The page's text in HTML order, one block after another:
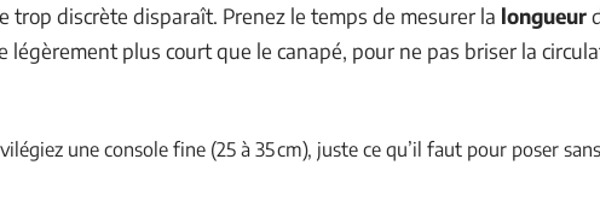
trop discrète disparaît. Prenez le temps de mesurer la longueur
légèrement plus court que le canapé, pour ne pas briser la
une console fine (25 à 35 cm), juste ce qu’il faut pour poser